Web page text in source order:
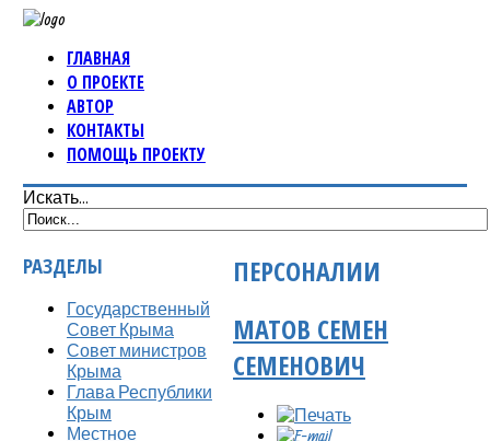
ГЛАВНАЯ
О ПРОЕКТЕ
АВТОР
КОНТАКТЫ
ПОМОЩЬ ПРОЕКТУ
Искать...
ПЕРСОНАЛИИ
МАТОВ СЕМЕН
СЕМЕНОВИЧ
РАЗДЕЛЫ
Государственный
Совет Крыма
Совет министров
Крыма
Глава Республики
Крым
Местное